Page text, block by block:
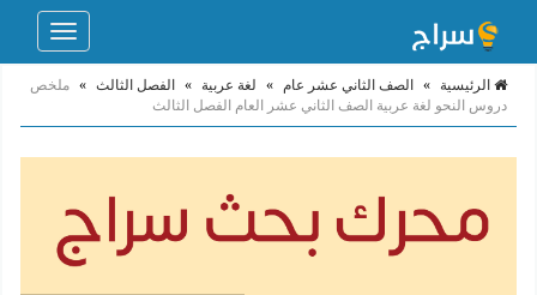
Toggle
الرئيسية » الصف الثاني عشر عام » لغة عربية » الفصل الثالث » ملخص
دروس النحو لغة عربية الصف الثاني عشر العام الفصل الثالث